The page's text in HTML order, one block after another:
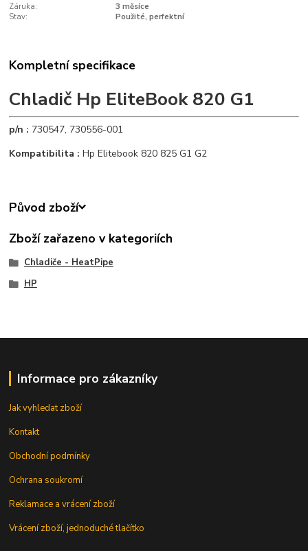
Záruka:
3 měsíce
Stav:
Použité, perfektní
Kompletní specifikace
Chladič Hp EliteBook 820 G1
p/n : 730547, 730556-001
Kompatibilita : Hp Elitebook 820 825 G1 G2
Původ zboží
Zboží zařazeno v kategoriích
Chladiče - HeatPipe
HP
Informace pro zákazníky
Jak vyhledat zboží
Kontakt
Obchodní podmínky
Ochrana soukromí
Reklamace a vrácení zboží
Vrácení zboží, jednoduché tlačítko